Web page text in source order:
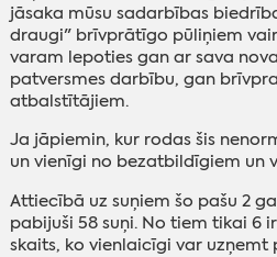
jāsaka mūsu sadarbības
draugi" brīvprātīgo pūliņiem
varam lepoties gan ar sava
patversmes darbību, gan
atbalstītājiem.
Ja jāpiemin, kur rodas šis
un vienīgi no bezatbildīgiem un
Attiecībā uz suņiem šo pašu 2
pabijuši 58 suņi. No tiem tikai 6
skaits, ko vienlaicīgi var uzņemt